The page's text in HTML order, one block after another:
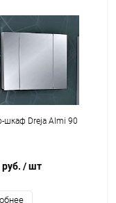
шкаф Dreja Almi 90
/ шт